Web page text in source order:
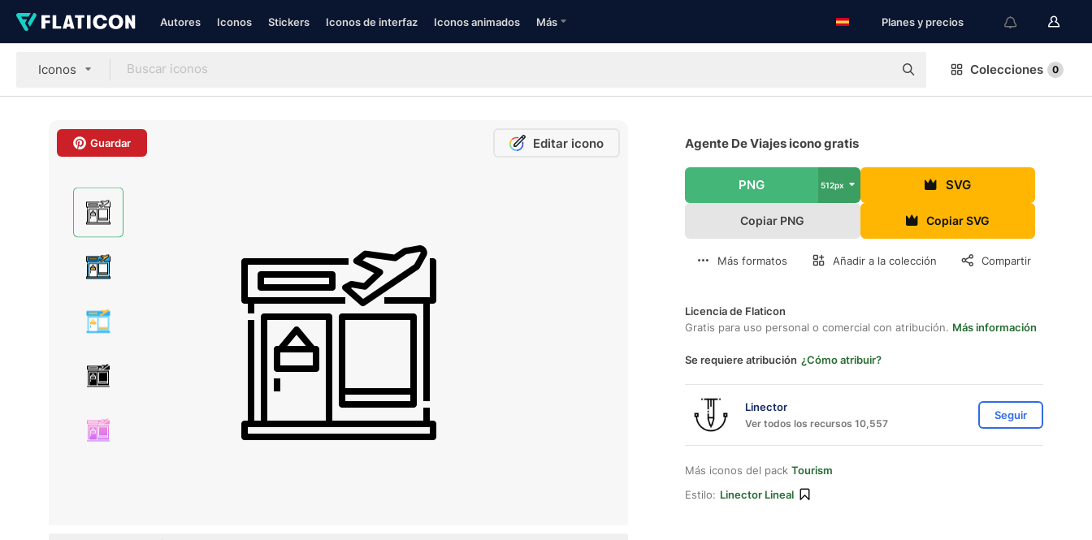
Autores Iconos Stickers Iconos de interfaz Iconos animados Más Planes y precios
Iconos Colecciones 0
Guardar Editar icono Agente De Viajes icono gratis
PNG 512px SVG
Copiar PNG Copiar SVG
Más formatos Añadir a la colección Compartir
Licencia de Flaticon
Gratis para uso personal o comercial con atribución. Más información
Se requiere atribución ¿Cómo atribuir?
Linector
Ver todos los recursos 10,557
Seguir
Más iconos del pack Tourism
Estilo: Linector Lineal